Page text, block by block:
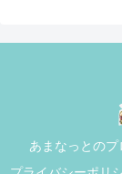
あまなっとの